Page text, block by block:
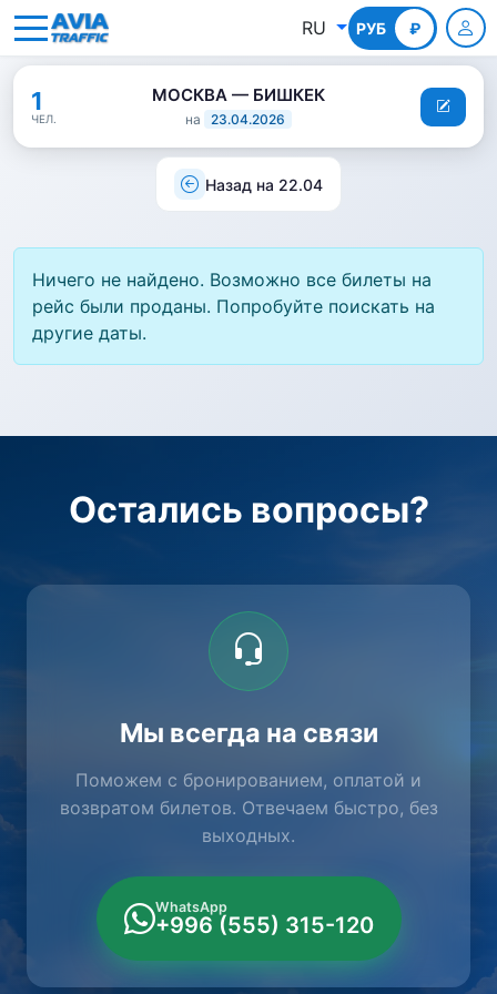
RU РУБ ₽
КГС
1
ЧЕЛ.
МОСКВА — БИШКЕК
на 23.04.2026
Назад на 22.04
Ничего не найдено. Возможно все билеты на
рейс были проданы. Попробуйте поискать на
другие даты.
Остались вопросы?
Мы всегда на связи
Поможем с бронированием, оплатой и
возвратом билетов. Отвечаем быстро, без
выходных.
WhatsApp
+996 (555) 315-120